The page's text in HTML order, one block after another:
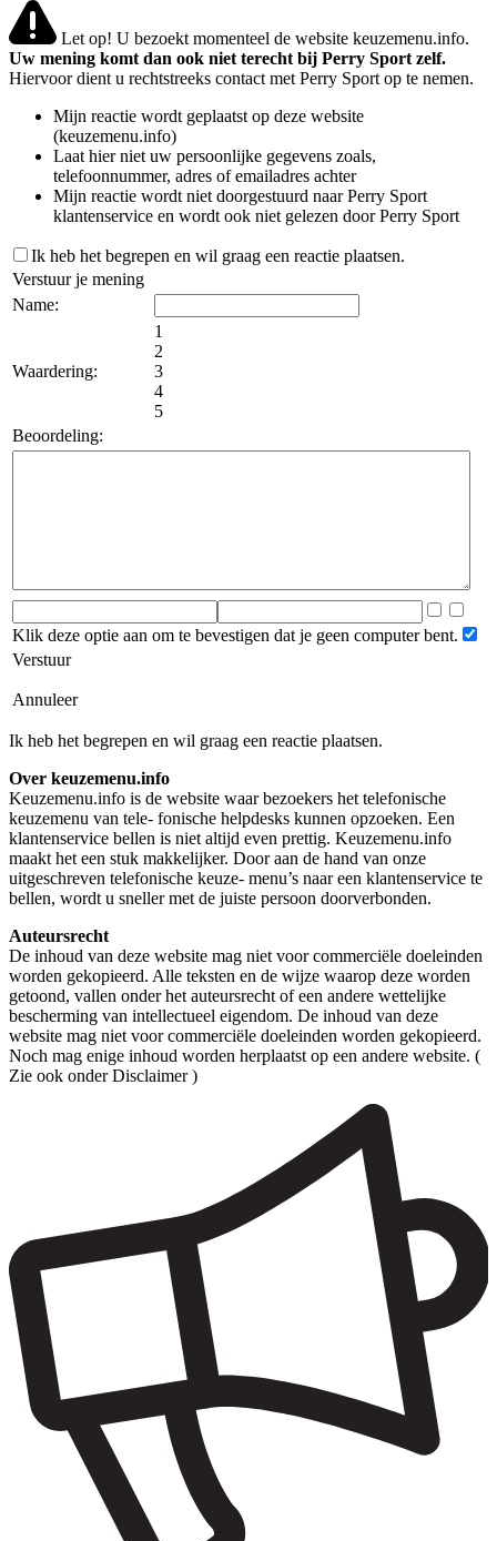
Let op! U bezoekt momenteel de website keuzemenu.info.
Uw mening komt dan ook niet terecht bij Perry Sport zelf.
Hiervoor dient u rechtstreeks contact met Perry Sport op te nemen.
Mijn reactie wordt geplaatst op deze website
(keuzemenu.info)
Laat hier niet uw persoonlijke gegevens zoals,
telefoonnummer, adres of emailadres achter
Mijn reactie wordt niet doorgestuurd naar Perry Sport
klantenservice en wordt ook niet gelezen door Perry Sport
Ik heb het begrepen en wil graag een reactie plaatsen.
Verstuur je mening
Name:
Waardering:
1
2
3
4
5
Beoordeling:
Klik deze optie aan om te bevestigen dat je geen computer bent.
Verstuur
Annuleer
Ik heb het begrepen en wil graag een reactie plaatsen.
Over keuzemenu.info
Keuzemenu.info is de website waar bezoekers het telefonische
keuzemenu van tele- fonische helpdesks kunnen opzoeken. Een
klantenservice bellen is niet altijd even prettig. Keuzemenu.info
maakt het een stuk makkelijker. Door aan de hand van onze
uitgeschreven telefonische keuze- menu’s naar een klantenservice te
bellen, wordt u sneller met de juiste persoon doorverbonden.
Auteursrecht
De inhoud van deze website mag niet voor commerciële doeleinden
worden gekopieerd. Alle teksten en de wijze waarop deze worden
getoond, vallen onder het auteursrecht of een andere wettelijke
bescherming van intellectueel eigendom. De inhoud van deze
website mag niet voor commerciële doeleinden worden gekopieerd.
Noch mag enige inhoud worden herplaatst op een andere website. (
Zie ook onder Disclaimer )